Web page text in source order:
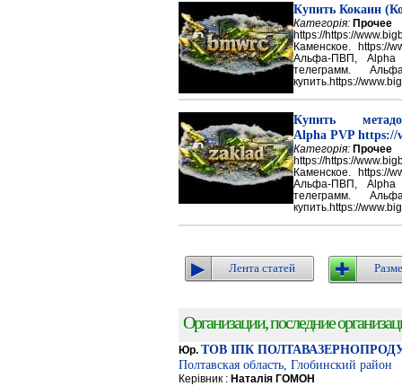
Купить Кокаин
Категорія: Прочее
https://https://
Каменское. https://
Альфа-ПВП, Alpha
телеграмм.
купить.https://
Купить
Alpha PVP https://
Категорія: Прочее
https://https://
Каменское. https://
Альфа-ПВП, Alpha
телеграмм.
купить.https://
Лента статей
Организации, последние
Юр. ТОВ ІПК
Полтавская область, Глобинский район
Керівник : Наталія ГОМОН